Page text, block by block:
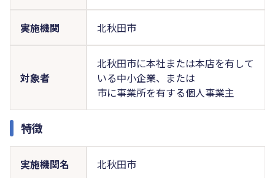
実施機関 北秋田市
対象者
北秋田市に本社または本店を有して
いる中小企業、または
市に事業所を有する個人事業主
特徴
実施機関名 北秋田市